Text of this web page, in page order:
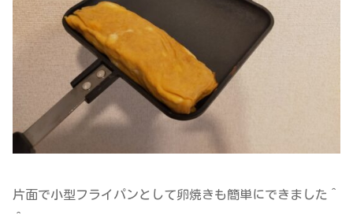
片面で小型フライパンとして卵焼きも簡単にできました＾